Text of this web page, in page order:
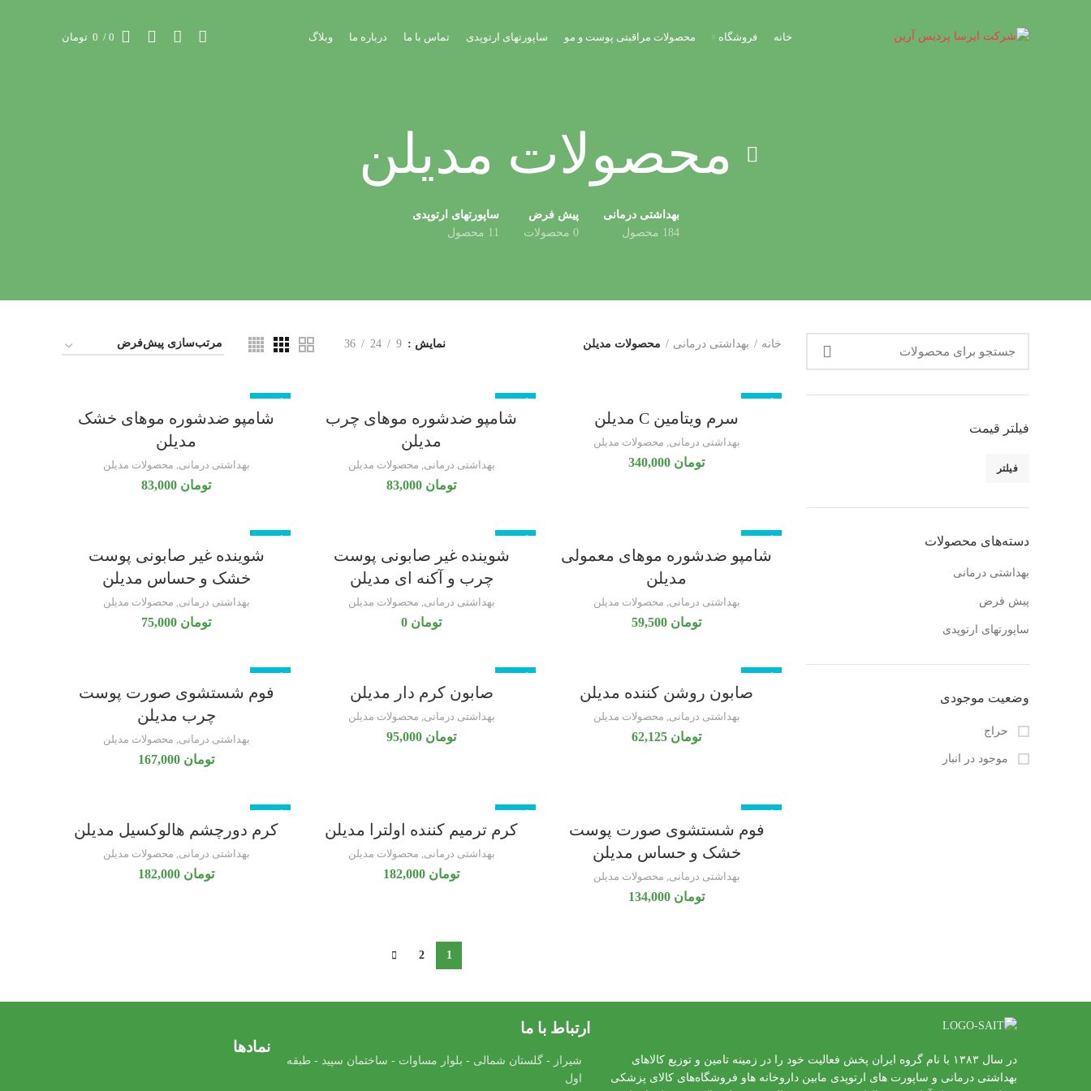
خانه فروشگاه محصولات مراقبتی پوست و مو ساپورتهای ارتوپدی تماس با ما درباره ما وبلاگ 0
/ تومان
محصولات مدیلن
بهداشتی درمانی
184 محصول
پیش فرض
0 محصولات
ساپورتهای ارتوپدی
11 محصول
فیلتر قیمت
فیلتر
دسته‌های محصولات
بهداشتی درمانی
پیش فرض
ساپورتهای ارتوپدی
وضعیت موجودی
حراج
موجود در انبار
خانه بهداشتی درمانی محصولات مدیلن نمایش 9
24
36
سرم ویتامین C مدیلن
بهداشتی درمانی, محصولات مدیلن
تومان
شامپو ضدشوره موهای چرب
مدیلن
بهداشتی درمانی, محصولات مدیلن
تومان
شامپو ضدشوره موهای خشک
مدیلن
بهداشتی درمانی, محصولات مدیلن
تومان
شامپو ضدشوره موهای معمولی
مدیلن
بهداشتی درمانی, محصولات مدیلن
تومان
شوینده غیر صابونی پوست
چرب و آکنه ای مدیلن
بهداشتی درمانی, محصولات مدیلن
تومان
شوینده غیر صابونی پوست
خشک و حساس مدیلن
بهداشتی درمانی, محصولات مدیلن
تومان
صابون روشن کننده مدیلن
بهداشتی درمانی, محصولات مدیلن
تومان
صابون کرم دار مدیلن
بهداشتی درمانی, محصولات مدیلن
تومان
فوم شستشوی صورت پوست
چرب مدیلن
بهداشتی درمانی, محصولات مدیلن
تومان
فوم شستشوی صورت پوست
خشک و حساس مدیلن
بهداشتی درمانی, محصولات مدیلن
تومان
کرم ترمیم کننده اولترا مدیلن
بهداشتی درمانی, محصولات مدیلن
تومان
کرم دورچشم هالوکسیل مدیلن
بهداشتی درمانی, محصولات مدیلن
تومان
1
2
در سال ۱۳۸۳ با نام گروه ایران پخش فعالیت خود را در زمینه تامین و توزیع کالاهای
بهداشتی درمانی و ساپورت های ارتوپدی مابین داروخانه هاو فروشگاه‌های کالای پزشکی
ارتباط با ما
شیراز - گلستان شمالی - بلوار مساوات - ساختمان سپید - طبقه
اول
نمادها